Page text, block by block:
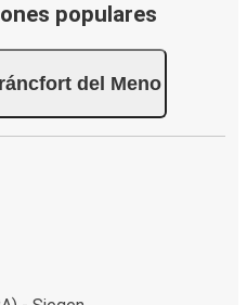
populares
del Meno